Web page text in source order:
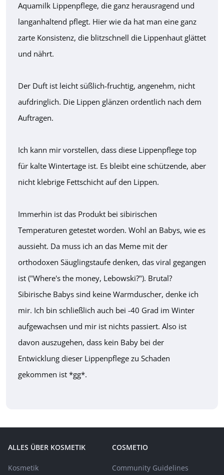
Aquamilk Lippenpflege, die ganz herausragend und
langanhaltend pflegt. Hier wie da hat man eine ganz
zarte Konsistenz, die blitzschnell die Lippenhaut glättet
und nährt.
Der Duft ist leicht süßlich-fruchtig, angenehm, nicht
aufdringlich. Die Lippen glänzen ordentlich nach dem
Auftragen.
Ich kann mir vorstellen, dass diese Lippenpflege top
für kalte Wintertage ist. Es bleibt eine schützende, aber
nicht klebrige Fettschicht auf den Lippen.
Immerhin ist das Produkt bei sibirischen
Temperaturen getestet worden. Wohl an Babys, wie es
aussieht. Da muss ich an das Meme mit der
orthodoxen Säuglingstaufe denken, das viral gegangen
ist ("Where's the money, Lebowski?"). Brutal?
Sibirische Babys sind keine Warmduscher, denke ich
mir. Ich bin schließlich auch bei -40 Grad im Winter
aufgewachsen und mir ist nichts passiert. Also ist
davon auszugehen, dass kein Baby bei der
Entwicklung dieser Lippenpflege zu Schaden
gekommen ist *gg*.
ALLES ÜBER KOSMETIK
Kosmetik
COSMETIO
Community Guidelines